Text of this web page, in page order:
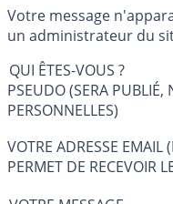
Votre message
un administrateur du
QUI ÊTES-VOUS ?
PSEUDO (SERA
PERSONNELLES)
VOTRE ADRESSE EMAIL
PERMET DE RECEVOIR